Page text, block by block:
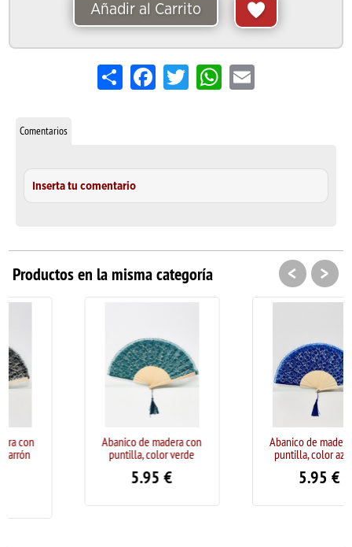
Añadir al Carrito
Share FacebookTwitterWhatsApp
Email
Comentarios
Inserta tu comentario
Productos en la misma categoría
Abanico de madera con
puntilla, color verde
Abanico de madera con
puntilla, color azulón
< >